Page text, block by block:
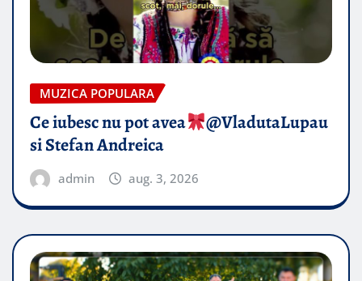
MUZICA POPULARA
Ce iubesc nu pot avea
​@VladutaLupau
si Stefan Andreica
admin aug. 3, 2026